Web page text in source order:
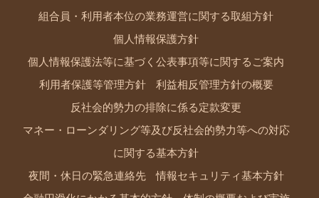
組合員・利用者本位の業務運営に関する取組方針
個人情報保護方針
個人情報保護法等に基づく公表事項等に関するご案内
利用者保護等管理方針 利益相反管理方針の概要
反社会的勢力の排除に係る定款変更
マネー・ローンダリング等及び反社会的勢力等への対応
に関する基本方針
夜間・休日の緊急連絡先 情報セキュリティ基本方針